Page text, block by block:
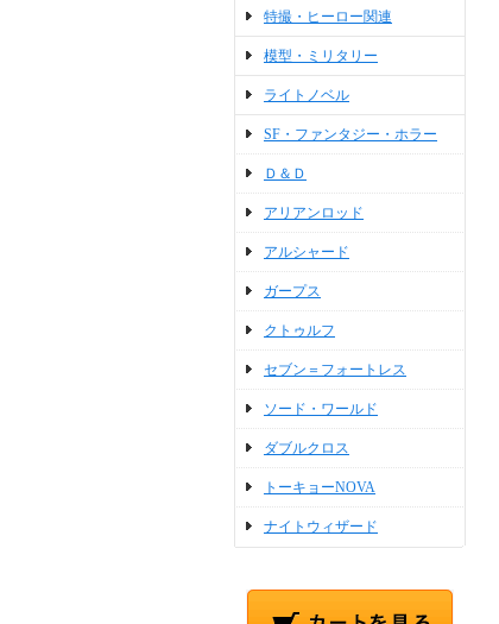
特撮・ヒーロー関連
模型・ミリタリー
ライトノベル
SF・ファンタジー・ホラー
Ｄ＆Ｄ
アリアンロッド
アルシャード
ガープス
クトゥルフ
セブン＝フォートレス
ソード・ワールド
ダブルクロス
トーキョーNOVA
ナイトウィザード